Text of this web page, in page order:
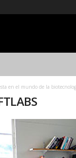
en el mundo de la